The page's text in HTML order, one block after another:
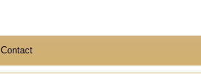
Contact